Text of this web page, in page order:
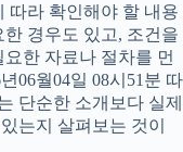
따라 확인해야 할 내용
경우도 있고, 조건을
한 자료나 절차를 먼
06월04일 08시51분 따
단순한 소개보다 실제
는지 살펴보는 것이